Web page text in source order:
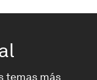
temas más